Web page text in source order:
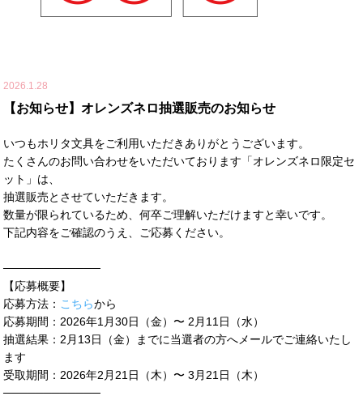
2026.1.28
【お知らせ】オレンズネロ抽選販売のお知らせ
いつもホリタ文具をご利用いただきありがとうございます。
たくさんのお問い合わせをいただいております「オレンズネロ限定セ
ット」は、
抽選販売とさせていただきます。
数量が限られているため、何卒ご理解いただけますと幸いです。
下記内容をご確認のうえ、ご応募ください。
────────────
【応募概要】
応募方法： こちらから
応募期間：2026年1月30日（金）〜 2月11日（水）
抽選結果：2月13日（金）までに当選者の方へメールでご連絡いたし
ます
受取期間：2026年2月21日（木）〜 3月21日（木）
────────────